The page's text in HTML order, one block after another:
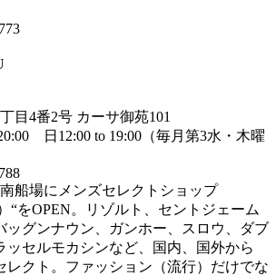
目4番2号 カーサ御苑101
日12:00 to 19:00（毎月第3水・木曜
船場にメンズセレクトショップ
“をOPEN。リゾルト、セントジェーム
ッグンナウン、ガンホー、スロウ、ダブ
ッセルモカシンなど、国内、国外から
レクト。ファッション（流行）だけでな